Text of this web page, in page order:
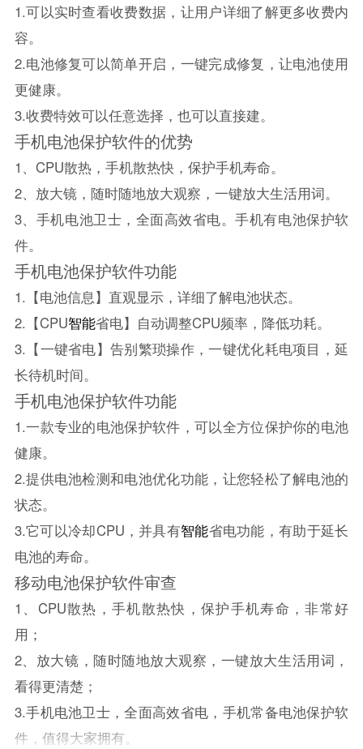
1.可以实时查看收费数据，让用户详细了解更多收费内
容。
2.电池修复可以简单开启，一键完成修复，让电池使用
更健康。
3.收费特效可以任意选择，也可以直接建。
手机电池保护软件的优势
1、CPU散热，手机散热快，保护手机寿命。
2、放大镜，随时随地放大观察，一键放大生活用词。
3、手机电池卫士，全面高效省电。手机有电池保护软
件。
手机电池保护软件功能
1.【电池信息】直观显示，详细了解电池状态。
2.【CPU智能省电】自动调整CPU频率，降低功耗。
3.【一键省电】告别繁琐操作，一键优化耗电项目，延
长待机时间。
手机电池保护软件功能
1.一款专业的电池保护软件，可以全方位保护你的电池
健康。
2.提供电池检测和电池优化功能，让您轻松了解电池的
状态。
3.它可以冷却CPU，并具有智能省电功能，有助于延长
电池的寿命。
移动电池保护软件审查
1、CPU散热，手机散热快，保护手机寿命，非常好
用；
2、放大镜，随时随地放大观察，一键放大生活用词，
看得更清楚；
3.手机电池卫士，全面高效省电，手机常备电池保护软
件，值得大家拥有。